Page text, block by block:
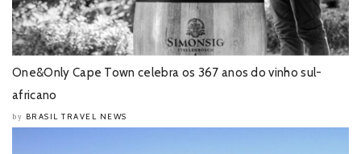
One&Only Cape Town celebra os 367 anos do vinho sul-
africano
by BRASIL TRAVEL NEWS